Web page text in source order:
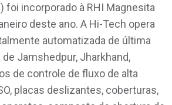
foi incorporado à RHI Magnesita
deste ano. A Hi-Tech opera
automatizada de última
Jamshedpur, Jharkhand,
de controle de fluxo de alta
placas deslizantes, coberturas,